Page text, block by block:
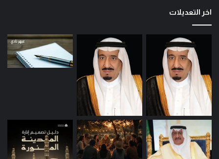
اخر التعديلات